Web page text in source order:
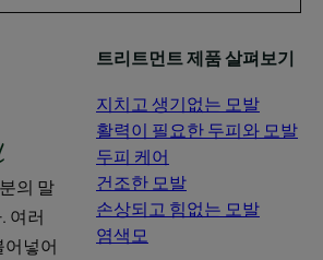
의 말
여러
어넣어
트리트먼트 제품 살펴보기
지치고 생기없는 모발
활력이 필요한 두피와 모발
두피 케어
건조한 모발
손상되고 힘없는 모발
염색모